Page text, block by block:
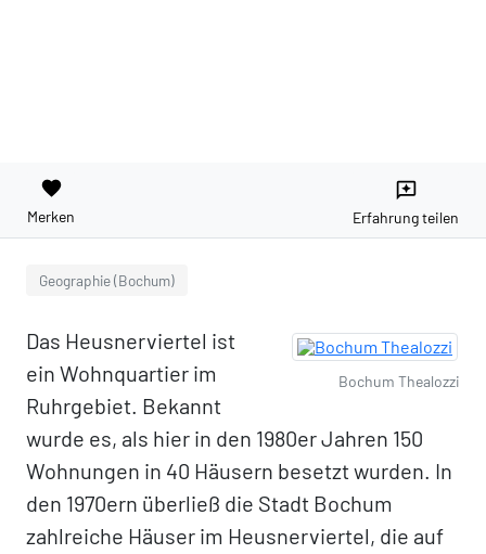
favorite
Merken
reviews
Erfahrung teilen
Geographie (Bochum)
Bochum Thealozzi
Das Heusnerviertel ist
ein Wohnquartier im
Ruhrgebiet. Bekannt
wurde es, als hier in den 1980er Jahren 150
Wohnungen in 40 Häusern besetzt wurden. In
den 1970ern überließ die Stadt Bochum
zahlreiche Häuser im Heusnerviertel, die auf